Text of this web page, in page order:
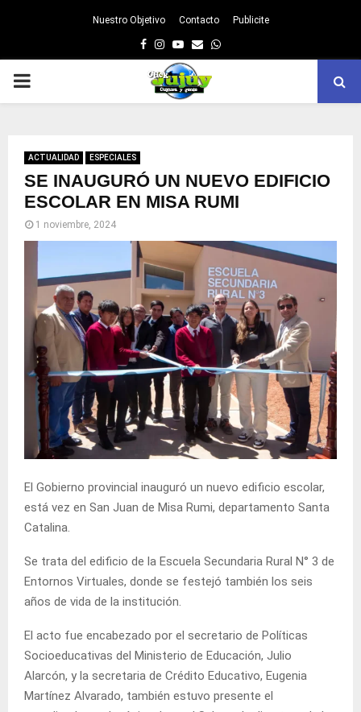
Nuestro Objetivo Contacto Publicite
Facebook
Instagram
Youtube
EmailWhatsapp
PRIMARY
ACTUALIDAD ESPECIALES
SE INAUGURÓ UN NUEVO EDIFICIO
ESCOLAR EN MISA RUMI
1 noviembre, 2024
El Gobierno provincial inauguró un nuevo edificio escolar,
está vez en San Juan de Misa Rumi, departamento Santa
Catalina.
Se trata del edificio de la Escuela Secundaria Rural N° 3 de
Entornos Virtuales, donde se festejó también los seis
años de vida de la institución.
El acto fue encabezado por el secretario de Políticas
Socioeducativas del Ministerio de Educación, Julio
Alarcón, y la secretaria de Crédito Educativo, Eugenia
Martínez Alvarado, también estuvo presente el